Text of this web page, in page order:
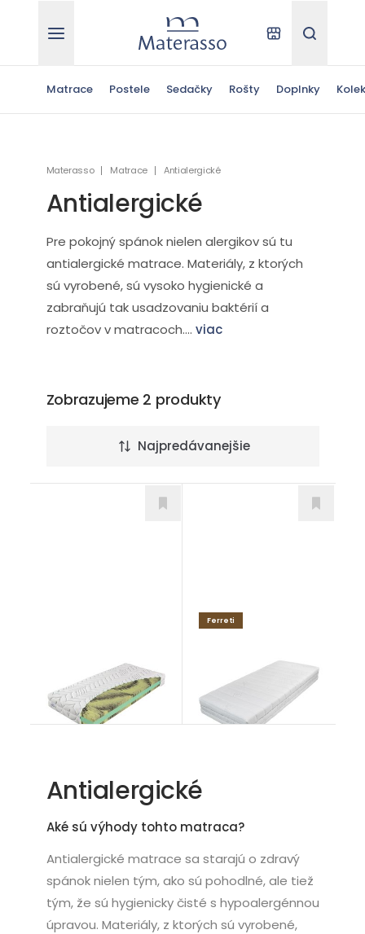
Materasso Kde kúpiťHľadať
Matrace Postele Sedačky Rošty Doplnky
Materasso Matrace Antialergické
Antialergické
Pre pokojný spánok nielen alergikov sú tu
antialergické matrace. Materiály, z ktorých
sú vyrobené, sú vysoko hygienické a
zabraňujú tak usadzovaniu baktérií a
roztočov v matracoch.... viac
Zobrazujeme 2 produkty
Najpredávanejšie
Ferreti
Antialergické
Aké sú výhody tohto matraca?
Antialergické matrace sa starajú o zdravý
spánok nielen tým, ako sú pohodlné, ale tiež
tým, že sú hygienicky čisté s hypoalergénnou
úpravou. Materiály, z ktorých sú vyrobené,